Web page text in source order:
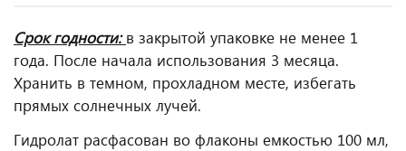
Срок годности:в закрытой упаковке не менее 1
года. После начала использования 3 месяца.
Хранить в темном, прохладном месте, избегать
прямых солнечных лучей.
Гидролат расфасован во флаконы емкостью 100 мл,